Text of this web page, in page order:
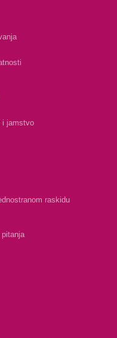
i jamstvo
raskidu
pitanja